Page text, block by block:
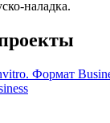
наладка.